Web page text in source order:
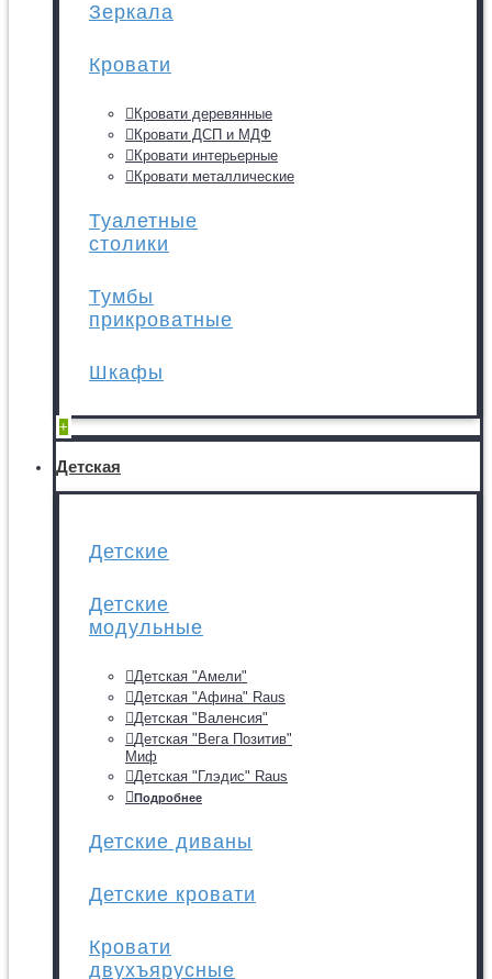
Зеркала
Кровати
Кровати деревянные
Кровати ДСП и МДФ
Кровати интерьерные
Кровати металлические
Туалетные
столики
Тумбы
прикроватные
Шкафы
+
Детская
Детские
Детские
модульные
Детская "Амели"
Детская "Афина" Raus
Детская "Валенсия"
Детская "Вега Позитив"
Миф
Детская "Глэдис" Raus
Подробнее
Детские диваны
Детские кровати
Кровати
двухъярусные